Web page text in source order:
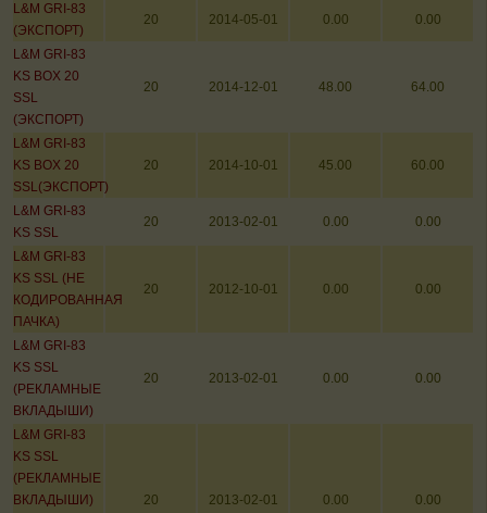
L&M GRI-83
(ЭКСПОРТ)
20 2014-05-01 0.00 0.00
L&M GRI-83
KS BOX 20
SSL
(ЭКСПОРТ)
20 2014-12-01 48.00 64.00
L&M GRI-83
KS BOX 20
SSL(ЭКСПОРТ)
20 2014-10-01 45.00 60.00
L&M GRI-83
KS SSL
20 2013-02-01 0.00 0.00
L&M GRI-83
KS SSL (НЕ
КОДИРОВАННАЯ
ПАЧКА)
20 2012-10-01 0.00 0.00
L&M GRI-83
KS SSL
(РЕКЛАМНЫЕ
ВКЛАДЫШИ)
20 2013-02-01 0.00 0.00
L&M GRI-83
KS SSL
(РЕКЛАМНЫЕ
ВКЛАДЫШИ)
20 2013-02-01 0.00 0.00